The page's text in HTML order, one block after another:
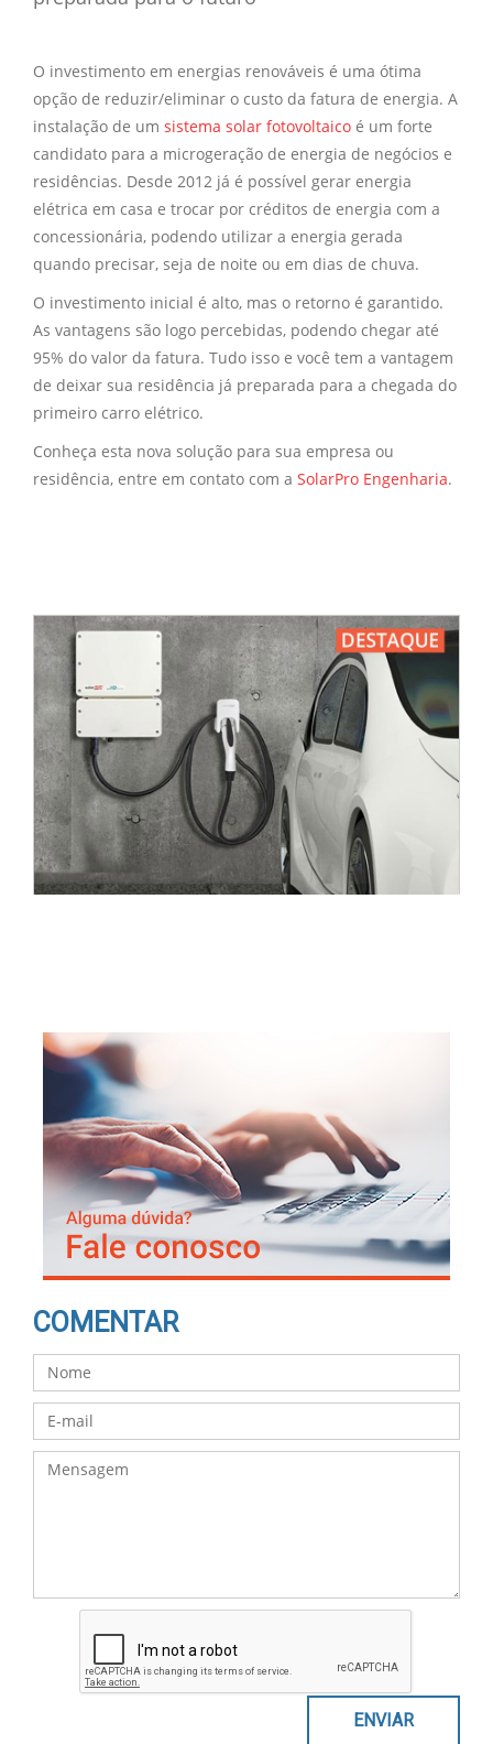
O investimento em energias renováveis é uma ótima
opção de reduzir/eliminar o custo da fatura de energia. A
instalação de um sistema solar fotovoltaico é um forte
candidato para a microgeração de energia de negócios e
residências. Desde 2012 já é possível gerar energia
elétrica em casa e trocar por créditos de energia com a
concessionária, podendo utilizar a energia gerada
quando precisar, seja de noite ou em dias de chuva.
O investimento inicial é alto, mas o retorno é garantido.
As vantagens são logo percebidas, podendo chegar até
95% do valor da fatura. Tudo isso e você tem a vantagem
de deixar sua residência já preparada para a chegada do
primeiro carro elétrico.
Conheça esta nova solução para sua empresa ou
residência, entre em contato com a SolarPro Engenharia.
COMENTAR